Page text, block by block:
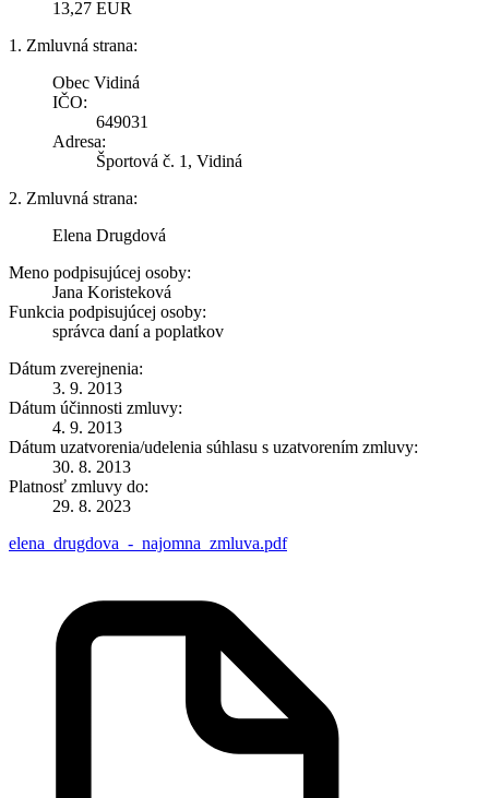
13,27 EUR
1. Zmluvná strana:
Obec Vidiná
IČO:
649031
Adresa:
Športová č. 1, Vidiná
2. Zmluvná strana:
Elena Drugdová
Meno podpisujúcej osoby:
Jana Koristeková
Funkcia podpisujúcej osoby:
správca daní a poplatkov
Dátum zverejnenia:
3. 9. 2013
Dátum účinnosti zmluvy:
4. 9. 2013
Dátum uzatvorenia/udelenia súhlasu s uzatvorením zmluvy:
30. 8. 2013
Platnosť zmluvy do:
29. 8. 2023
elena_drugdova_-_najomna_zmluva.pdf